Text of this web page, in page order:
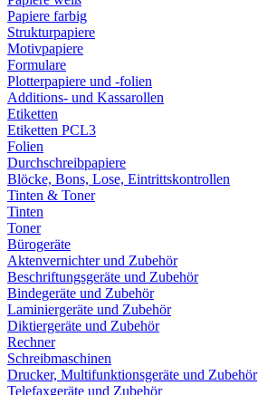
Papiere farbig
Strukturpapiere
Motivpapiere
Formulare
Plotterpapiere und -folien
Additions- und Kassarollen
Etiketten
Etiketten PCL3
Folien
Durchschreibpapiere
Blöcke, Bons, Lose, Eintrittskontrollen
Tinten & Toner
Tinten
Toner
Bürogeräte
Aktenvernichter und Zubehör
Beschriftungsgeräte und Zubehör
Bindegeräte und Zubehör
Laminiergeräte und Zubehör
Diktiergeräte und Zubehör
Rechner
Schreibmaschinen
Drucker, Multifunktionsgeräte und Zubehör
Telefaxgeräte und Zubehör